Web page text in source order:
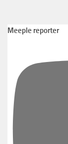
Meeple reporter